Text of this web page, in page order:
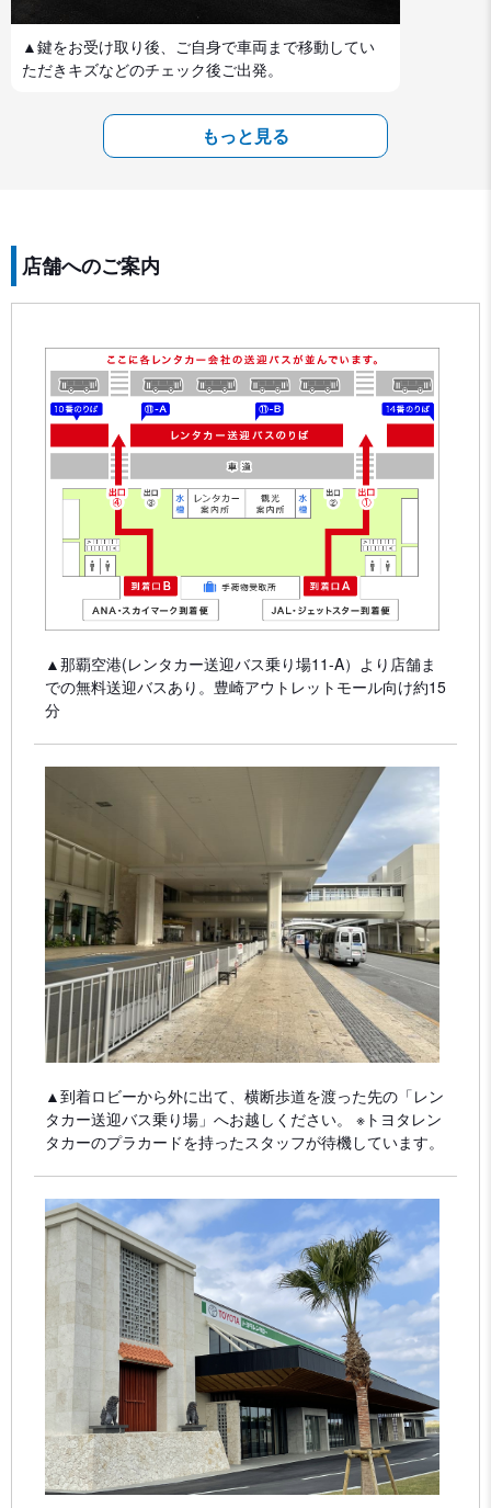
▲鍵をお受け取り後、ご自身で車両まで移動してい
ただきキズなどのチェック後ご出発。
もっと見る
店舗へのご案内
▲那覇空港(レンタカー送迎バス乗り場11-A）より店舗ま
での無料送迎バスあり。豊崎アウトレットモール向け約15
分
▲到着ロビーから外に出て、横断歩道を渡った先の「レン
タカー送迎バス乗り場」へお越しください。 ※トヨタレン
タカーのプラカードを持ったスタッフが待機しています。